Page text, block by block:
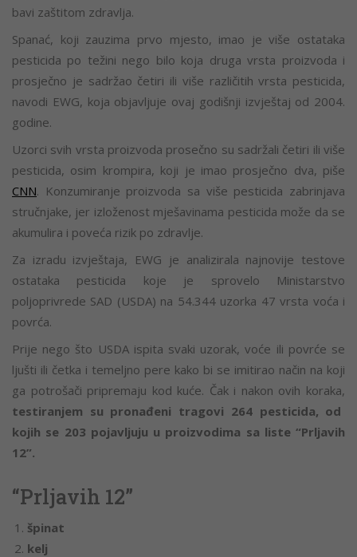
bavi zaštitom zdravlja.
Spanać, koji zauzima prvo mjesto, imao je više ostataka
pesticida po težini nego bilo koja druga vrsta proizvoda i
prosječno je sadržao četiri ili više različitih vrsta pesticida,
navodi EWG, koja objavljuje ovaj godišnji izvještaj od 2004.
godine.
Uzorci svih vrsta proizvoda prosečno su sadržali četiri ili više
pesticida, osim krompira, koji je imao prosječno dva, piše
CNN. Konzumiranje proizvoda sa više pesticida zabrinjava
stručnjake, jer izloženost mješavinama pesticida može da se
akumulira i poveća rizik po zdravlje.
Za izradu izvještaja, EWG je analizirala najnovije testove
ostataka pesticida koje je sprovelo Ministarstvo
poljoprivrede SAD (USDA) na 54.344 uzorka 47 vrsta voća i
povrća.
Prije nego što USDA ispita svaki uzorak, voće ili povrće se
ljušti ili četka i temeljno pere kako bi se imitirao način na koji
ga potrošači pripremaju kod kuće. Čak i nakon ovih koraka,
testiranjem su pronađeni tragovi 264 pesticida, od
kojih se 203 pojavljuju u proizvodima sa liste “Prljavih
12”.
“Prljavih 12”
špinat
kelj